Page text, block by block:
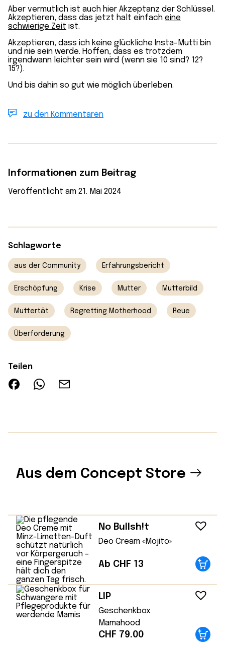
Aber vermutlich ist auch hier Akzeptanz der Schlüssel.
Akzeptieren, dass das jetzt halt einfach eine
schwierige Zeit ist.
Akzeptieren, dass ich keine glückliche Insta-Mutti bin
und nie sein werde. Hoffen, dass es trotzdem
irgendwann leichter sein wird (wenn sie 10 sind? 12?
15?).
Und bis dahin so gut wie möglich überleben.
zu den Kommentaren
Informationen zum Beitrag
Veröffentlicht am 21. Mai 2024
Schlagworte
aus der Community Erfahrungsbericht
Erschöpfung Krise Mutter Mutterbild
Muttertät Regretting Motherhood Reue
Überforderung
Teilen
Aus dem Concept Store
No Bullsh!t
Deo Cream «Mojito»
Ab CHF 13
LIP
Geschenkbox
Mamahood
CHF 79.00